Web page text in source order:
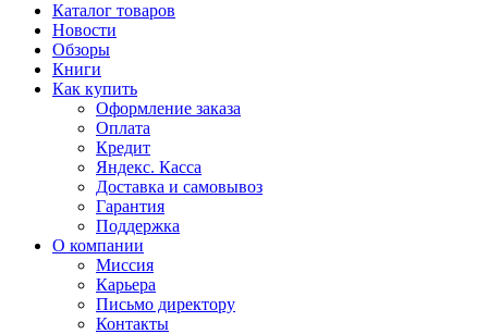
Каталог товаров
Новости
Обзоры
Книги
Как купить
Оформление заказа
Оплата
Кредит
Яндекс. Касса
Доставка и самовывоз
Гарантия
Поддержка
О компании
Миссия
Карьера
Письмо директору
Контакты